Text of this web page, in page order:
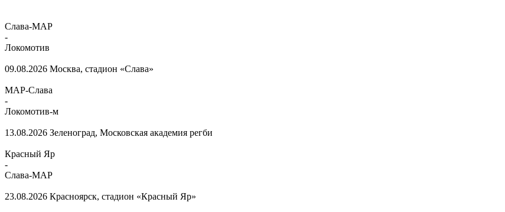
Слава-МАР
-
Локомотив
09.08.2026 Москва, стадион «Слава»
МАР-Слава
-
Локомотив-м
13.08.2026 Зеленоград, Московская академия регби
Красный Яр
-
Слава-МАР
23.08.2026 Красноярск, стадион «Красный Яр»